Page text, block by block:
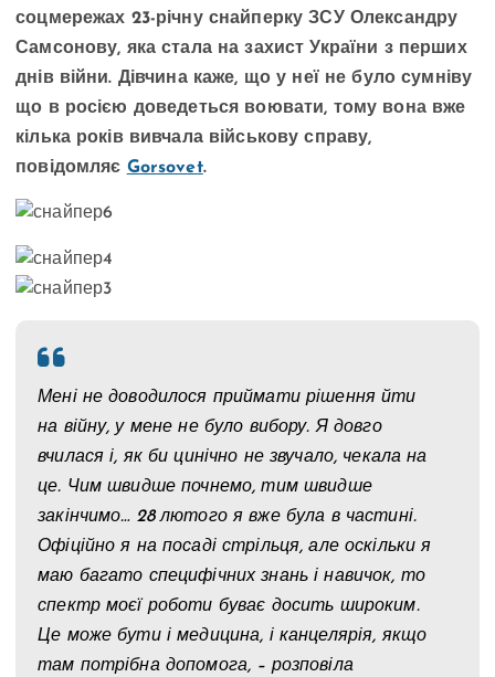
соцмережах 23-річну снайперку ЗСУ Олександру
Самсонову, яка стала на захист України з перших
днів війни. Дівчина каже, що у неї не було сумніву
що в росією доведеться воювати, тому вона вже
кілька років вивчала військову справу,
повідомляє Gorsovet.
Мені не доводилося приймати рішення йти
на війну, у мене не було вибору. Я довго
вчилася і, як би цинічно не звучало, чекала на
це. Чим швидше почнемо, тим швидше
закінчимо… 28 лютого я вже була в частині.
Офіційно я на посаді стрільця, але оскільки я
маю багато специфічних знань і навичок, то
спектр моєї роботи буває досить широким.
Це може бути і медицина, і канцелярія, якщо
там потрібна допомога, – розповіла